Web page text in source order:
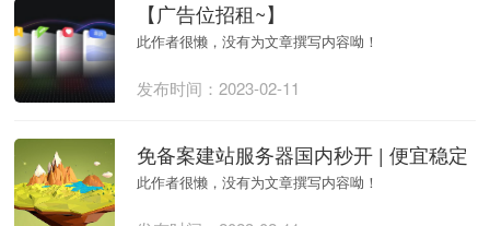
【广告位招租~】
此作者很懒，没有为文章撰写内容呦！
发布时间：2023-02-11
免备案建站服务器国内秒开 | 便宜稳定
此作者很懒，没有为文章撰写内容呦！